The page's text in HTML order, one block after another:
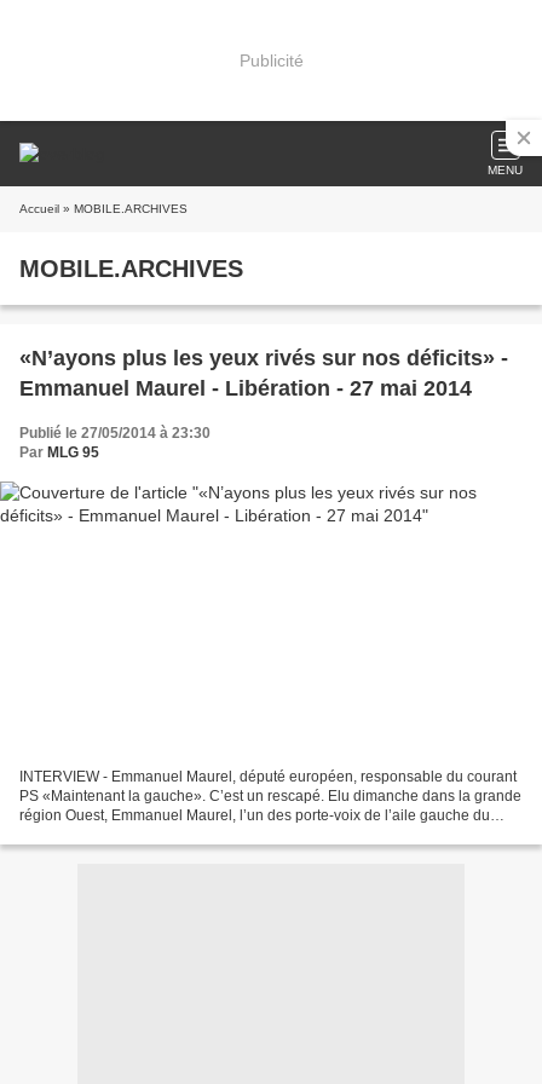
Publicité
MENU
Accueil » MOBILE.ARCHIVES
MOBILE.ARCHIVES
«N’ayons plus les yeux rivés sur nos déficits» -
Emmanuel Maurel - Libération - 27 mai 2014
Publié le 27/05/2014 à 23:30
Par MLG 95
INTERVIEW - Emmanuel Maurel, député européen, responsable du courant
PS «Maintenant la gauche». C’est un rescapé. Elu dimanche dans la grande
région Ouest, Emmanuel Maurel, l’un des porte-voix de l’aile gauche du